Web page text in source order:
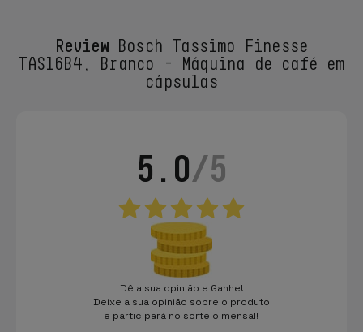
ReviewBosch Tassimo Finesse
TAS16B4, Branco - Máquina de café em
cápsulas
5.0/5
Dê a sua opinião e Ganhe!
Deixe a sua opinião sobre o produto
e participará no sorteio mensal!